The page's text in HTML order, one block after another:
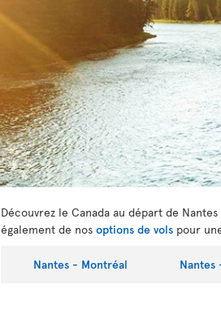
Découvrez le Canada au départ de
également de nos options de vols pour
Nantes - Montréal Nantes